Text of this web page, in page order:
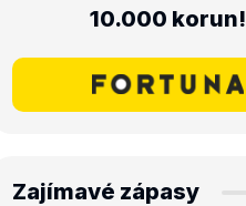
10.000 korun!
Zajímavé zápasy